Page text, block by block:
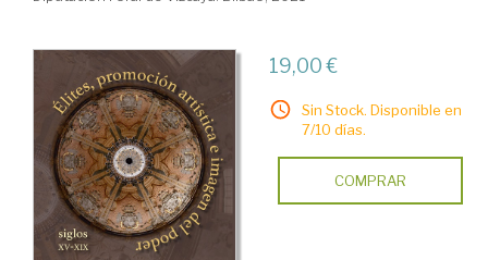
19,00 €
Sin Stock. Disponible en
7/10 días.
COMPRAR